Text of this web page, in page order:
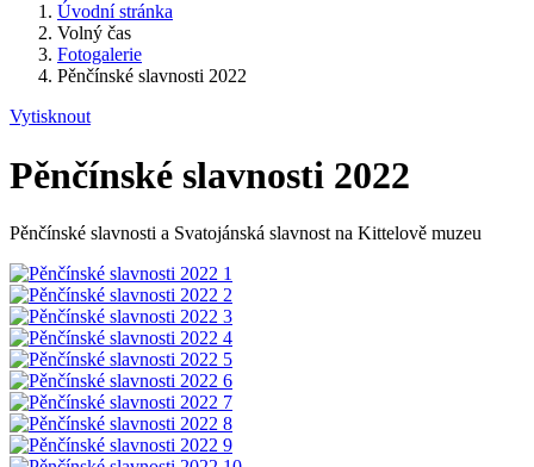
Úvodní stránka
Volný čas
Fotogalerie
Pěnčínské slavnosti 2022
Vytisknout
Pěnčínské slavnosti 2022
Pěnčínské slavnosti a Svatojánská slavnost na Kittelově muzeu